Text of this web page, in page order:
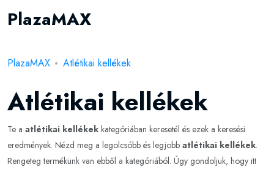
PlazaMAX
PlazaMAX Atlétikai kellékek
Atlétikai kellékek
Te a atlétikai kellékek kategóriában keresetél és ezek a keresési
eredmények. Nézd meg a legolcsóbb és legjobb atlétikai kellékek.
Rengeteg termékünk van ebből a kategóriából. Úgy gondoljuk, hogy itt